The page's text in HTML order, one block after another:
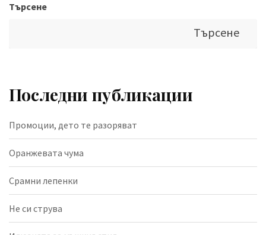
Търсене
Търсене
Последни публикации
Промоции, дето те разоряват
Оранжевата чума
Срамни лепенки
Не си струва